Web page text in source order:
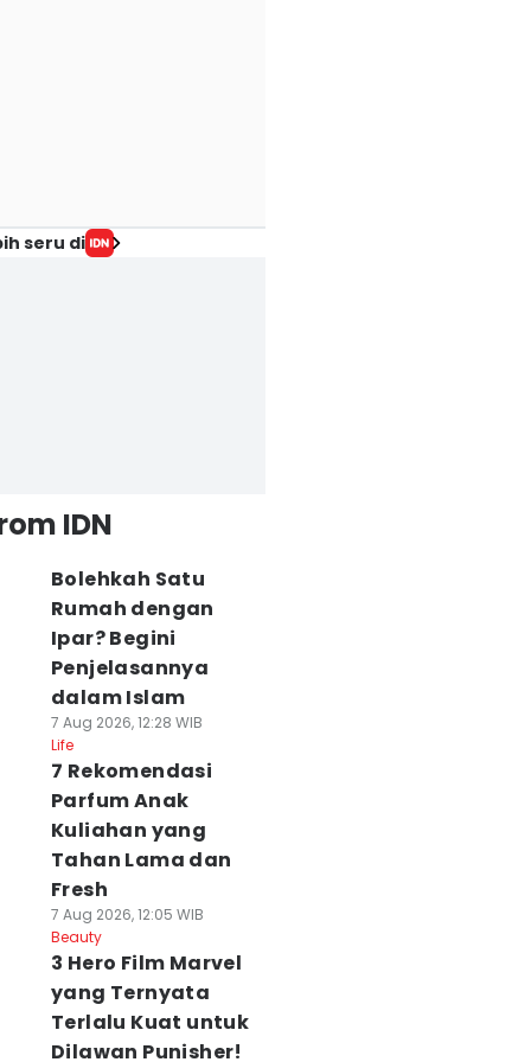
seru di
IDN
Bolehkah Satu
Rumah dengan
Ipar? Begini
Penjelasannya
dalam Islam
7 Aug 2026, 12:28 WIB
Life
7 Rekomendasi
Parfum Anak
Kuliahan yang
Tahan Lama dan
Fresh
7 Aug 2026, 12:05 WIB
Beauty
3 Hero Film Marvel
yang Ternyata
Terlalu Kuat untuk
Dilawan Punisher!